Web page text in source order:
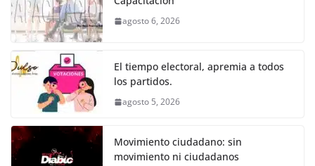
b
o
o
k
A
p
n
er
agosto 6, 2026
El tiempo electoral, apremia a todos
los partidos.
agosto 5, 2026
Movimiento ciudadano: sin
movimiento ni ciudadanos